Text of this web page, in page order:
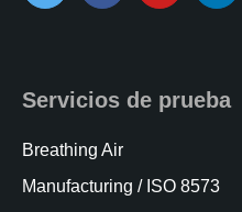
Servicios de prueba
Breathing Air
Manufacturing / ISO 8573